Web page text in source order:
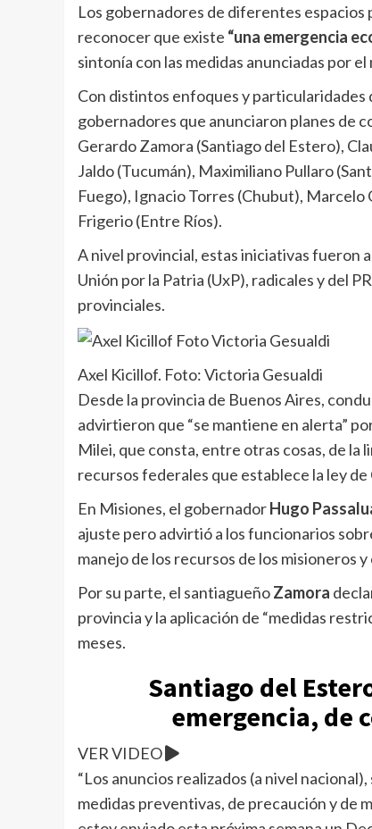
Los gobernadores de diferentes
reconocer que existe “una emergencia
sintonía con las medidas anunciadas por
Con distintos enfoques y particularidades
gobernadores que anunciaron planes de
Gerardo Zamora (Santiago del Estero),
Jaldo (Tucumán), Maximiliano Pullaro
Fuego), Ignacio Torres (Chubut), Marcelo
Frigerio (Entre Ríos).
A nivel provincial, estas iniciativas fueron
Unión por la Patria (UxP), radicales y del
provinciales.
Axel Kicillof. Foto: Victoria Gesualdi
Desde la provincia de Buenos Aires,
advirtieron que “se mantiene en alerta”
Milei, que consta, entre otras cosas, de
recursos federales que establece la ley
En Misiones, el gobernadorHugo
ajuste pero advirtió a los funcionarios
manejo de los recursos de los misioneros
Por su parte, el santiagueñoZamora
provincia y la aplicación de “medidas
meses.
Santiago del
emergencia, de
VER VIDEO
“Los anuncios realizados (a nivel
medidas preventivas, de precaución y de